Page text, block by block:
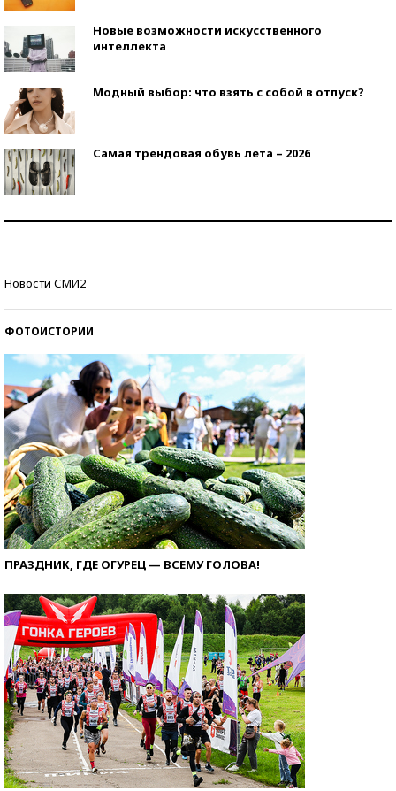
Новые возможности искусственного
интеллекта
Модный выбор: что взять с собой в отпуск?
Самая трендовая обувь лета – 2026
Новости СМИ2
ФОТОИСТОРИИ
ПРАЗДНИК, ГДЕ ОГУРЕЦ — ВСЕМУ ГОЛОВА!